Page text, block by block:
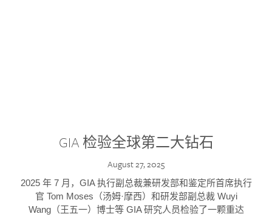
GIA 检验全球第二大钻石
August 27, 2025
2025 年 7 月，GIA 执行副总裁兼研发部和鉴定所首席执行
官 Tom Moses（汤姆·摩西）和研发部副总裁 Wuyi
Wang（王五一）博士等 GIA 研究人员检验了一颗重达